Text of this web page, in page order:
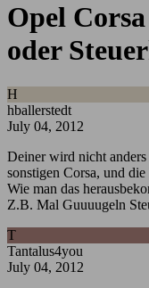
Opel
oder
H
hballerstedt
July 04, 2012
Deiner wird nicht
sonstigen Corsa, und
Wie man das
Z.B. Mal Guuuugeln
T
Tantalus4you
July 04, 2012